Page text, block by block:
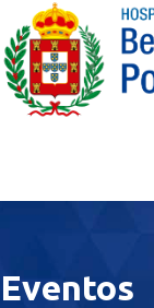
Eventos